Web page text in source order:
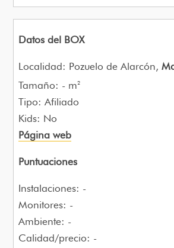
Datos del BOX
Localidad: Pozuelo de Alarcón,
Tamaño: - m2
Tipo: Afiliado
Kids: No
Página web
Puntuaciones
Instalaciones: -
Monitores: -
Ambiente: -
Calidad/precio: -